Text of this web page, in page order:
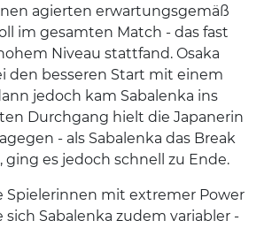
agierten erwartungsgemäß
im gesamten Match - das fast
Niveau stattfand. Osaka
den besseren Start mit einem
jedoch kam Sabalenka ins
Durchgang hielt die Japanerin
- als Sabalenka das Break
ging es jedoch schnell zu Ende.
Spielerinnen mit extremer Power
sich Sabalenka zudem variabler -